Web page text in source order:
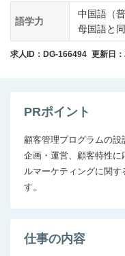
語学力
中国語（
母国語と
求人ID：DG-166494 更新日
PRポイント
顧客管理プログラムの
企画・運営、顧客特性に
ルマーケティングに関
す。
仕事の内容